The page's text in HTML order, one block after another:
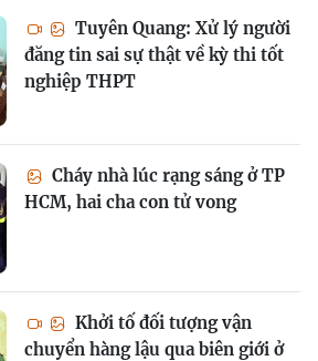
Tuyên Quang: Xử lý người
đăng tin sai sự thật về kỳ thi tốt
nghiệp THPT
Cháy nhà lúc rạng sáng ở TP
HCM, hai cha con tử vong
Khởi tố đối tượng vận
chuyển hàng lậu qua biên giới ở